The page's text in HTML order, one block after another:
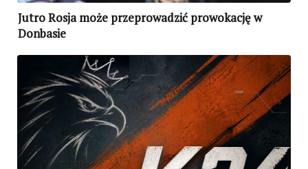
Jutro Rosja może przeprowadzić prowokację w
Donbasie